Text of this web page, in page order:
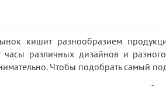
кишит разнообразием
часы различных дизайнов и
Чтобы подобрать самый